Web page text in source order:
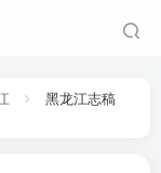
黑龙江志稿